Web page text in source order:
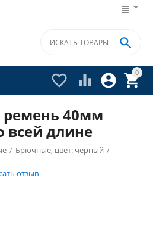
0


 

ремень 40мм
всей длине
/ Брючные, цвет: чёрный /
отзыв